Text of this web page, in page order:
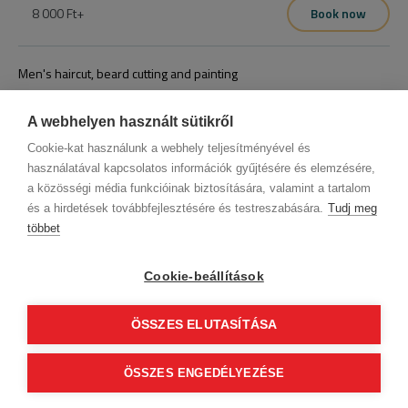
A webhelyen használt sütikről
Cookie-kat használunk a webhely teljesítményével és
használatával kapcsolatos információk gyűjtésére és elemzésére,
a közösségi média funkcióinak biztosítására, valamint a tartalom
és a hirdetések továbbfejlesztésére és testreszabására. Tudj meg
többet
Cookie-beállítások
ÖSSZES ELUTASÍTÁSA
ÖSSZES ENGEDÉLYEZÉSE
,fertőtlenítés.
8 000 Ft+
Book now
Stílus tanácsadás,hajmosás,átmenet készítés,haj hossz
igazítás,kontúr igazítás, finish választható professzionális
termékekkel, fertőtlenítés.
Men's haircut, beard cutting and painting
Continue to finalization
GTC (Subscriber Customer)
Follow us!
© 2012 Beauty World Net Kft. All rights reserved.